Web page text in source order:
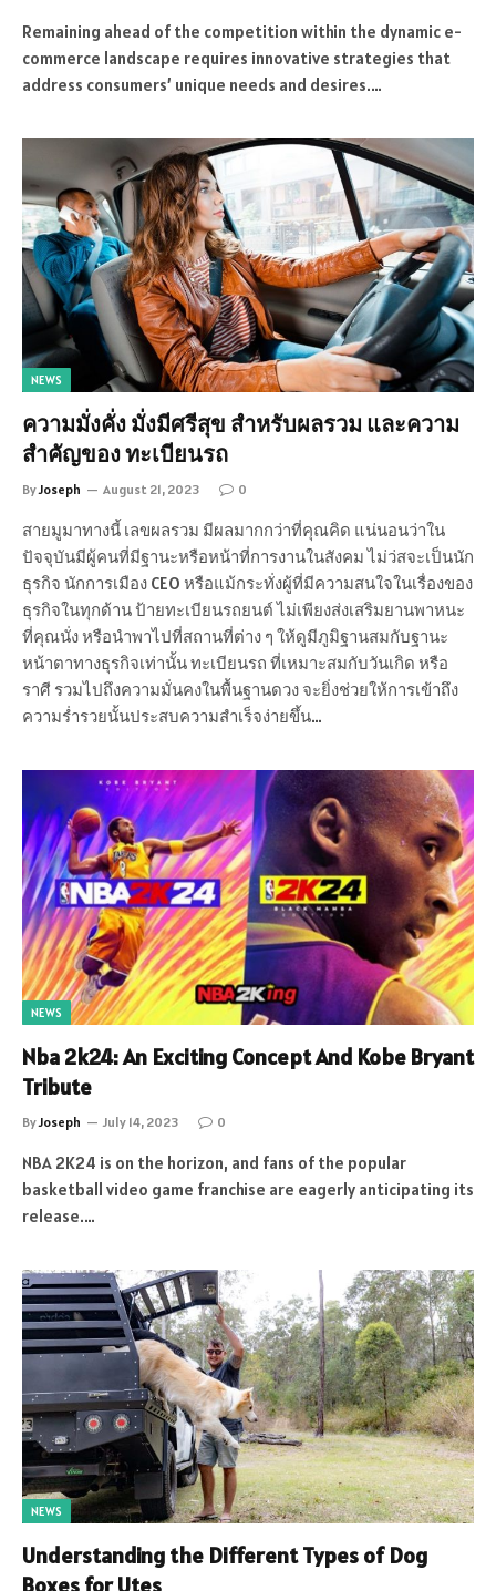
Remaining ahead of the competition within the dynamic e-
commerce landscape requires innovative strategies that
address consumers’ unique needs and desires.…
NEWS
ความมั่งคั่ง มั่งมีศรีสุข สำหรับผลรวม และความ
สำคัญของ ทะเบียนรถ
ByJoseph August 21, 2023 0
สายมูมาทางนี้ เลขผลรวม มีผลมากกว่าที่คุณคิด แน่นอนว่าใน
ปัจจุบันมีผู้คนที่มีฐานะหรือหน้าที่การงานในสังคม ไม่ว่สจะเป็นนัก
ธุรกิจ นักการเมือง CEO หรือแม้กระทั่งผู้ที่มีความสนใจในเรื่องของ
ธุรกิจในทุกด้าน ป้ายทะเบียนรถยนต์ ไม่เพียงส่งเสริมยานพาหนะ
ที่คุณนั่ง หรือนำพาไปที่สถานที่ต่าง ๆ ให้ดูมีภูมิฐานสมกับฐานะ
หน้าตาทางธุรกิจเท่านั้น ทะเบียนรถ ที่เหมาะสมกับวันเกิด หรือ
ราศี รวมไปถึงความมั่นคงในพื้นฐานดวง จะยิ่งช่วยให้การเข้าถึง
ความร่ำรวยนั้นประสบความสำเร็จง่ายขึ้น…
NEWS
Nba 2k24: An Exciting Concept And Kobe Bryant
Tribute
ByJoseph July 14, 2023 0
NBA 2K24 is on the horizon, and fans of the popular
basketball video game franchise are eagerly anticipating its
release.…
NEWS
Understanding the Different Types of Dog